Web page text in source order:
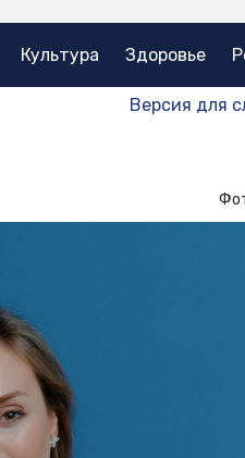
Культура Здоровье
Версия для